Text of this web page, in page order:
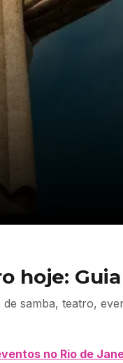
hoje:
samba, teatro,
no Rio de